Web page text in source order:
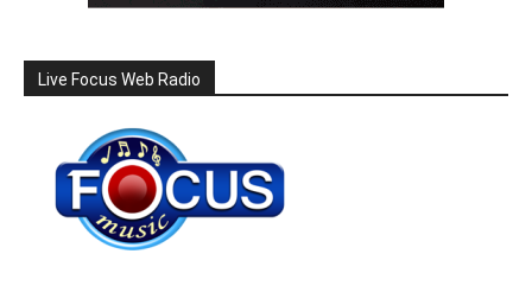
Live Focus Web Radio